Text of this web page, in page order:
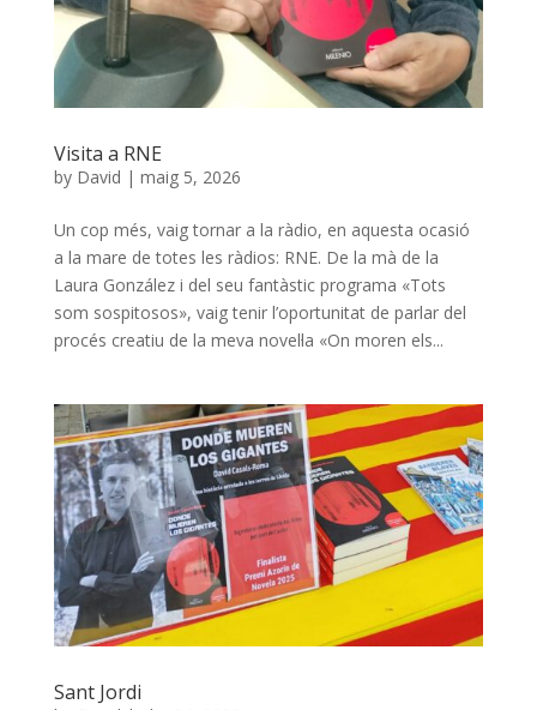
Visita a RNE
by David | maig 5, 2026
Un cop més, vaig tornar a la ràdio, en aquesta ocasió
a la mare de totes les ràdios: RNE. De la mà de la
Laura González i del seu fantàstic programa «Tots
som sospitosos», vaig tenir l’oportunitat de parlar del
procés creatiu de la meva novel·la «On moren els...
Sant Jordi